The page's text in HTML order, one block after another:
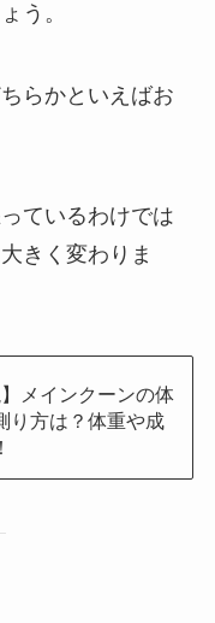
う。
らかといえばお
ているわけでは
きく変わりま
メインクーンの体
り方は？体重や成